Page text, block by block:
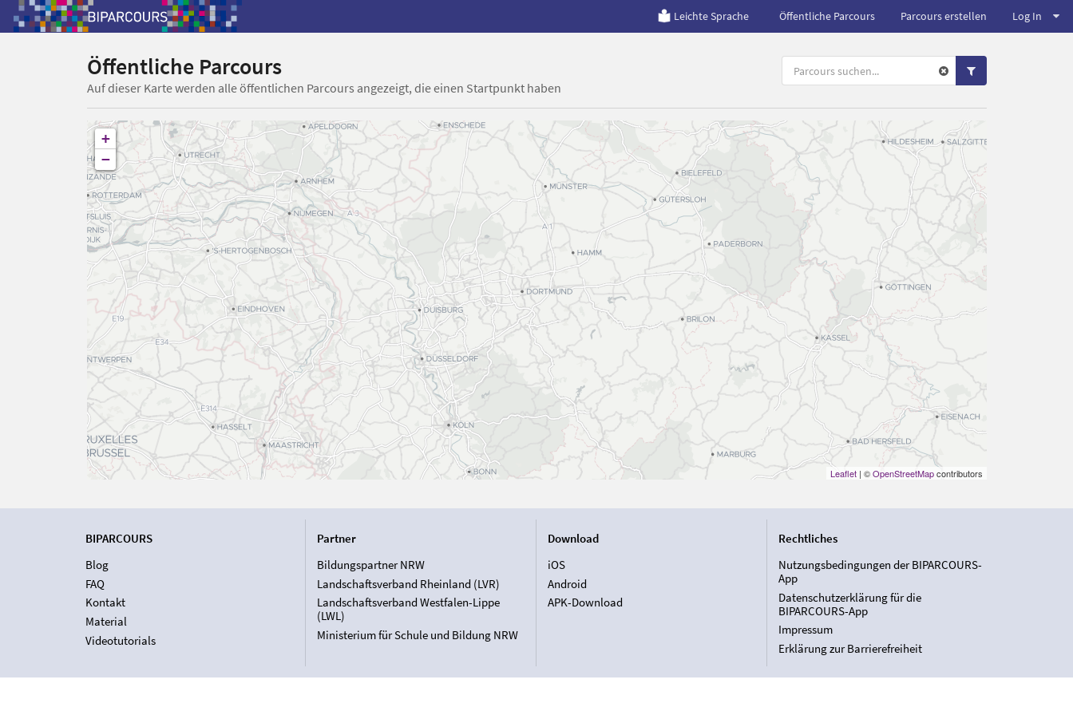
Leichte Sprache Öffentliche Parcours Parcours erstellen Log In
Öffentliche Parcours
Auf dieser Karte werden alle öffentlichen Parcours angezeigt, die einen Startpunkt haben
+
−
Leaflet| ©OpenStreetMapcontributors
BIPARCOURS
Blog
FAQ
Kontakt
Material
Videotutorials
Partner
Bildungspartner NRW
Landschaftsverband Rheinland (LVR)
Landschaftsverband Westfalen-Lippe
(LWL)
Ministerium für Schule und Bildung NRW
Download
iOS
Android
APK-Download
Rechtliches
Nutzungsbedingungen der BIPARCOURS-
App
Datenschutzerklärung für die
BIPARCOURS-App
Impressum
Erklärung zur Barrierefreiheit